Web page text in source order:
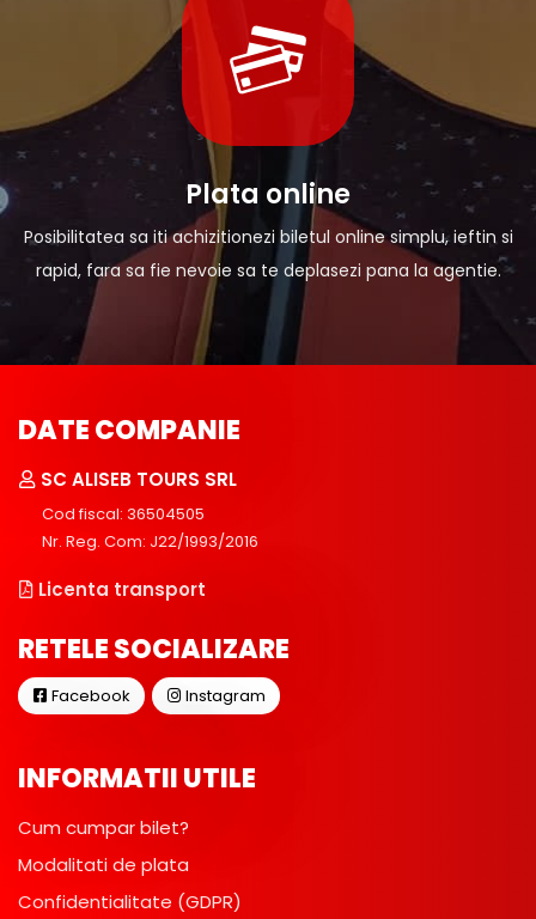
Plata online
Posibilitatea sa iti achizitionezi biletul online simplu, ieftin si
rapid, fara sa fie nevoie sa te deplasezi pana la agentie.
DATE COMPANIE
SC ALISEB TOURS SRL
Cod fiscal: 36504505
Nr. Reg. Com: J22/1993/2016
Licenta transport
RETELE SOCIALIZARE
Facebook Instagram
INFORMATII UTILE
Cum cumpar bilet?
Modalitati de plata
Confidentialitate (GDPR)